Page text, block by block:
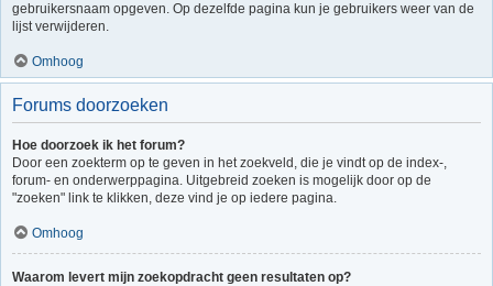
gebruikersnaam opgeven. Op dezelfde pagina kun je gebruikers weer van de
lijst verwijderen.
Omhoog
Forums doorzoeken
Hoe doorzoek ik het forum?
Door een zoekterm op te geven in het zoekveld, die je vindt op de index-,
forum- en onderwerppagina. Uitgebreid zoeken is mogelijk door op de
"zoeken" link te klikken, deze vind je op iedere pagina.
Omhoog
Waarom levert mijn zoekopdracht geen resultaten op?